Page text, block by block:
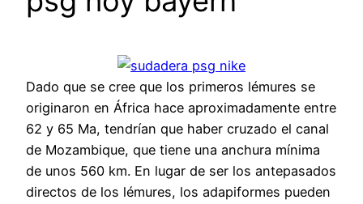
Dado que se cree que los primeros lémures se
originaron en África hace aproximadamente entre
62 y 65 Ma, tendrían que haber cruzado el canal
de Mozambique, que tiene una anchura mínima
de unos 560 km. En lugar de ser los antepasados
directos de los lémures, los adapiformes pueden